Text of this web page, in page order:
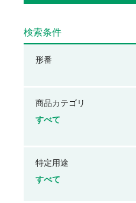
検索条件
形番
商品カテゴリ
すべて
特定用途
すべて